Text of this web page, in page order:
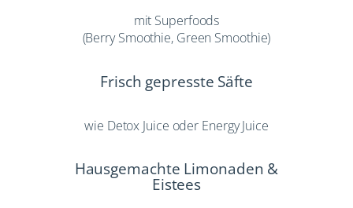
mit Superfoods
(Berry Smoothie, Green Smoothie)
Frisch gepresste Säfte
wie Detox Juice oder Energy Juice
Hausgemachte Limonaden &
Eistees